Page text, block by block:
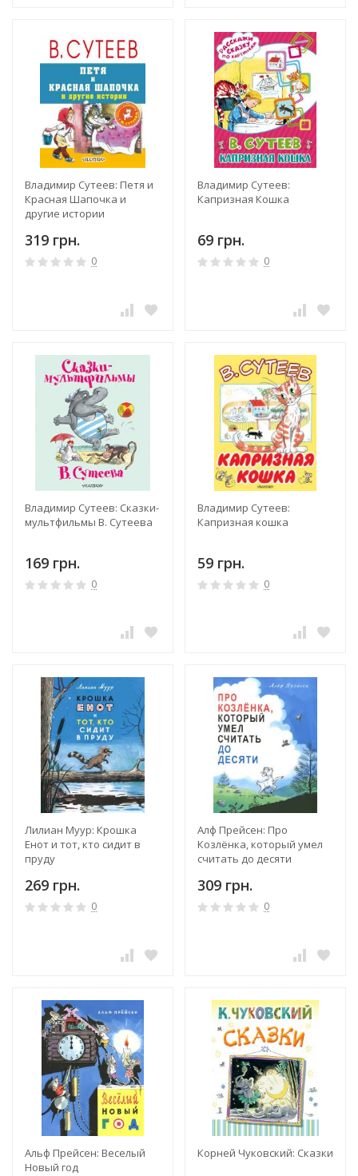
Владимир Сутеев: Петя и
Красная Шапочка и
другие истории
319 грн.
0
Владимир Сутеев:
Капризная Кошка
69 грн.
0
Владимир Сутеев: Сказки-
мультфильмы В. Сутеева
169 грн.
0
Владимир Сутеев:
Капризная кошка
59 грн.
0
Лилиан Муур: Крошка
Енот и тот, кто сидит в
пруду
269 грн.
0
Алф Прейсен: Про
Козлёнка, который умел
считать до десяти
309 грн.
0
Альф Прейсен: Веселый
Новый год
Корней Чуковский: Сказки